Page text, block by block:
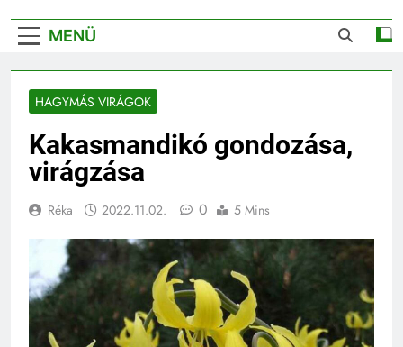
Kertészeti
Magazin |
Növénykereső És
Növényhatározó
MENÜ
HAGYMÁS VIRÁGOK
Kakasmandikó gondozása,
virágzása
Réka 2022.11.02. 0 5 Mins